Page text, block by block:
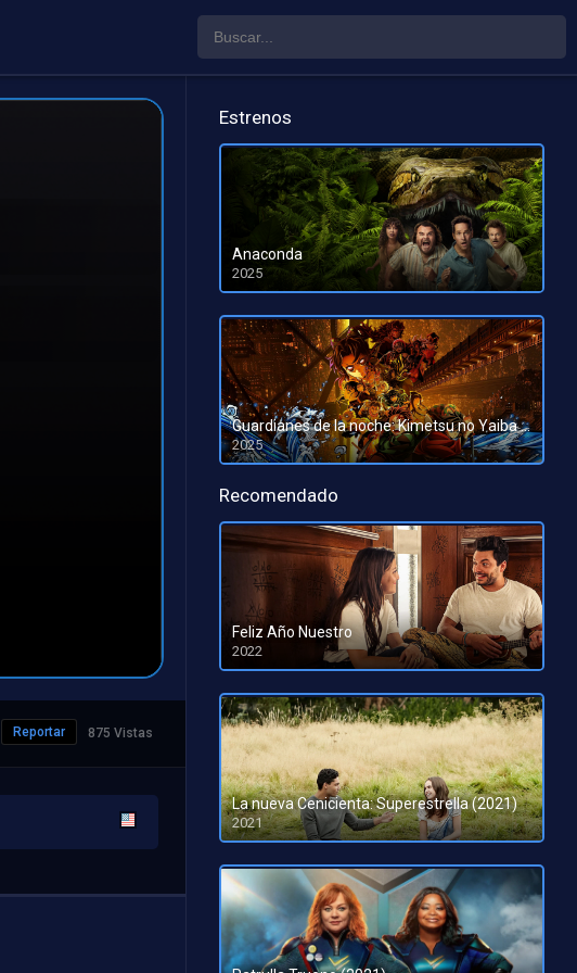
875 Vistas
Reportar
Estrenos
Anaconda
2025
HD 1080pHD 720p
Guardianes de la noche: Kimetsu no Yaiba La fortaleza infinita
2025
HD 1080pHD 720p
Recomendado
Feliz Año Nuestro
2022
HD 1080pHD 720p
La nueva Cenicienta: Superestrella (2021)
2021
HD 1080p